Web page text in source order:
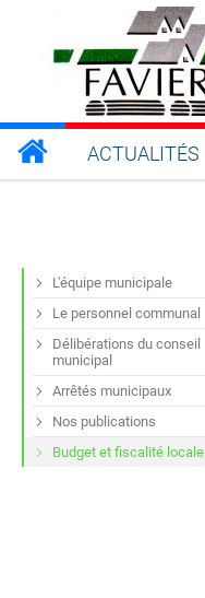
ACTUALITÉS
L'équipe municipale
Le personnel communal
Délibérations du conseil
municipal
Arrêtés municipaux
Nos publications
Budget et fiscalité locale